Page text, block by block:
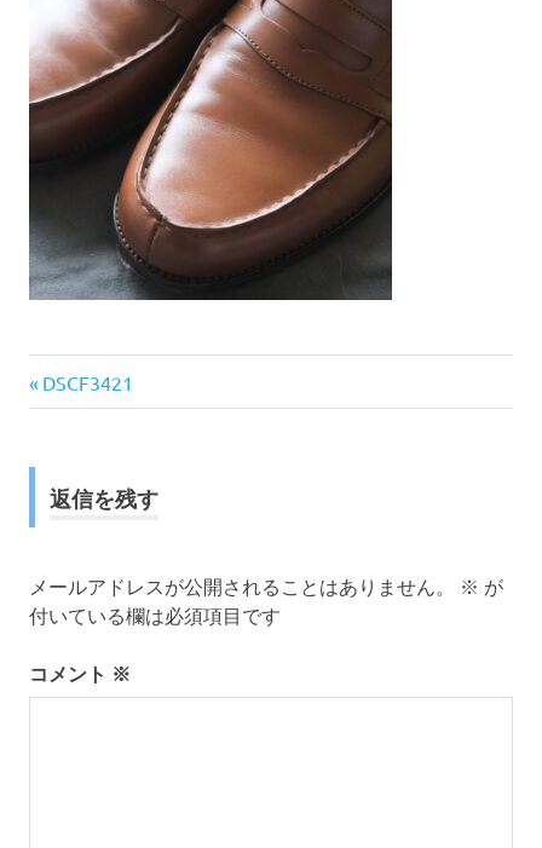
投
ナ
ゲ
シ
前
の
DSCF3421
返信を残す
メールアドレスが公開されることはありません。 ※ が
付いている欄は必須項目です
コメント ※